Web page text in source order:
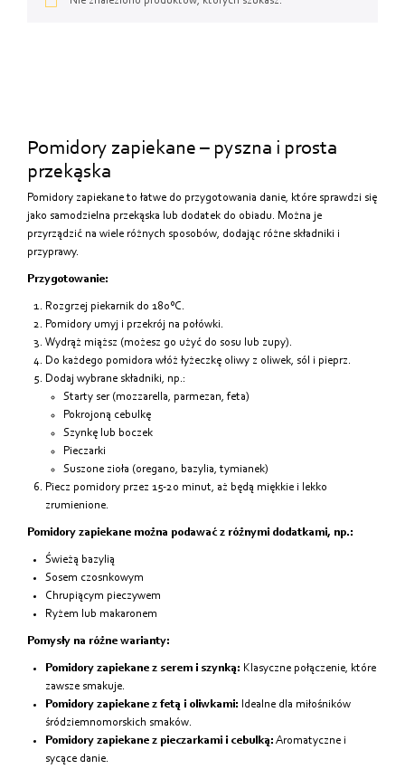
Pomidory zapiekane – pyszna i prosta
przekąska
Pomidory zapiekane to łatwe do przygotowania danie, które sprawdzi się
jako samodzielna przekąska lub dodatek do obiadu. Można je
przyrządzić na wiele różnych sposobów, dodając różne składniki i
przyprawy.
Przygotowanie:
Rozgrzej piekarnik do 180°C.
Pomidory umyj i przekrój na połówki.
Wydrąż miąższ (możesz go użyć do sosu lub zupy).
Do każdego pomidora włóż łyżeczkę oliwy z oliwek, sól i pieprz.
Dodaj wybrane składniki, np.:
Starty ser (mozzarella, parmezan, feta)
Pokrojoną cebulkę
Szynkę lub boczek
Pieczarki
Suszone zioła (oregano, bazylia, tymianek)
Piecz pomidory przez 15-20 minut, aż będą miękkie i lekko
zrumienione.
Pomidory zapiekane można podawać z różnymi dodatkami, np.:
Świeżą bazylią
Sosem czosnkowym
Chrupiącym pieczywem
Ryżem lub makaronem
Pomysły na różne warianty:
Pomidory zapiekane z serem i szynką: Klasyczne połączenie, które
zawsze smakuje.
Pomidory zapiekane z fetą i oliwkami: Idealne dla miłośników
śródziemnomorskich smaków.
Pomidory zapiekane z pieczarkami i cebulką: Aromatyczne i
sycące danie.